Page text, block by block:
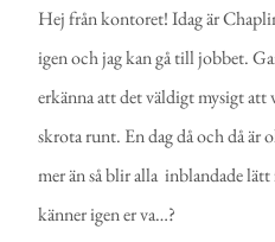
Hej från kontoret! Idag är
igen och jag kan gå till jobbet.
erkänna att det väldigt mysigt att
skrota runt. En dag då och då är
mer än så blir alla inblandade
känner igen er va…?